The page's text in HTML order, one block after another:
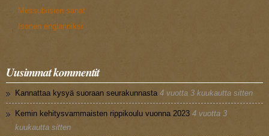
Messubiisien sanat
Isonen englanniksi
Uusimmat kommentit
Kannattaa kysyä suoraan seurakunnasta 4 vuotta 3 kuukautta sitten
Kemin kehitysvammaisten rippikoulu vuonna 2023 4 vuotta 3
kuukautta sitten